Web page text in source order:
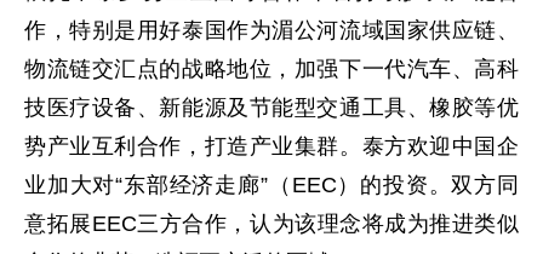
作，特别是用好泰国作为湄公河流域国家供应链、
物流链交汇点的战略地位，加强下一代汽车、高科
技医疗设备、新能源及节能型交通工具、橡胶等优
势产业互利合作，打造产业集群。泰方欢迎中国企
业加大对“东部经济走廊”（EEC）的投资。双方同
意拓展EEC三方合作，认为该理念将成为推进类似